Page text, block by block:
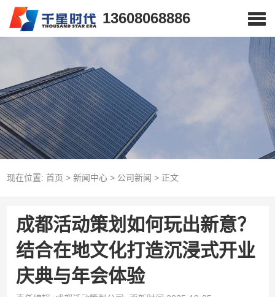
13608068886
现在位置: 首页 > 新闻中心> 公司新闻 > 正文
成都活动策划如何玩出新意？
结合在地文化打造沉浸式开业
庆典与年会体验​